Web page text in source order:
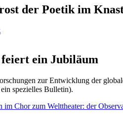
der Poetik im
ein Jubiläum
zur Entwicklung der
spezielles Bulletin).
im Chor zum Welttheater: der